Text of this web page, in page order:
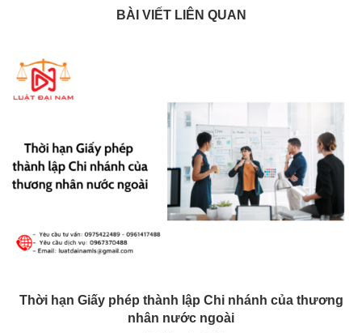
BÀI VIẾT LIÊN QUAN
Thời hạn Giấy phép thành lập Chi nhánh của thương
nhân nước ngoài